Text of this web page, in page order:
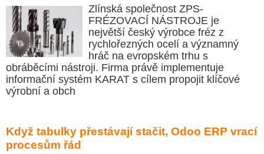
Zlínská společnost ZPS-
FRÉZOVACÍ NÁSTROJE je
největší český výrobce fréz z
rychlořezných ocelí a významný
hráč na evropském trhu s
obráběcími nástroji. Firma právě implementuje
informační systém KARAT s cílem propojit klíčové
výrobní a obch
Když tabulky přestávají stačit, Odoo ERP vrací
procesům řád